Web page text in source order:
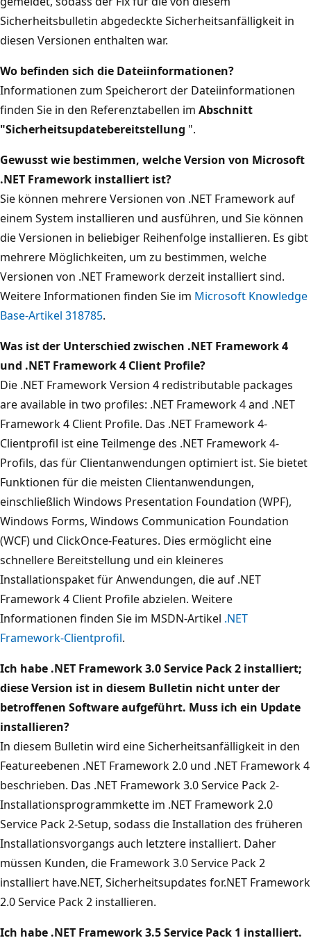
Sicherheitsbulletin abgedeckte Sicherheitsanfälligkeit in
diesen Versionen enthalten war.
Wo befinden sich die Dateiinformationen?
Informationen zum Speicherort der Dateiinformationen
finden Sie in den Referenztabellen im Abschnitt
"Sicherheitsupdatebereitstellung ".
Gewusst wie bestimmen, welche Version von Microsoft
.NET Framework installiert ist?
Sie können mehrere Versionen von .NET Framework auf
einem System installieren und ausführen, und Sie können
die Versionen in beliebiger Reihenfolge installieren. Es gibt
mehrere Möglichkeiten, um zu bestimmen, welche
Versionen von .NET Framework derzeit installiert sind.
Weitere Informationen finden Sie im Microsoft Knowledge
Base-Artikel 318785.
Was ist der Unterschied zwischen .NET Framework 4
und .NET Framework 4 Client Profile?
Die .NET Framework Version 4 redistributable packages
are available in two profiles: .NET Framework 4 and .NET
Framework 4 Client Profile. Das .NET Framework 4-
Clientprofil ist eine Teilmenge des .NET Framework 4-
Profils, das für Clientanwendungen optimiert ist. Sie bietet
Funktionen für die meisten Clientanwendungen,
einschließlich Windows Presentation Foundation (WPF),
Windows Forms, Windows Communication Foundation
(WCF) und ClickOnce-Features. Dies ermöglicht eine
schnellere Bereitstellung und ein kleineres
Installationspaket für Anwendungen, die auf .NET
Framework 4 Client Profile abzielen. Weitere
Informationen finden Sie im MSDN-Artikel .NET
Framework-Clientprofil.
Ich habe .NET Framework 3.0 Service Pack 2 installiert;
diese Version ist in diesem Bulletin nicht unter der
betroffenen Software aufgeführt. Muss ich ein Update
installieren?
In diesem Bulletin wird eine Sicherheitsanfälligkeit in den
Featureebenen .NET Framework 2.0 und .NET Framework 4
beschrieben. Das .NET Framework 3.0 Service Pack 2-
Installationsprogrammkette im .NET Framework 2.0
Service Pack 2-Setup, sodass die Installation des früheren
Installationsvorgangs auch letztere installiert. Daher
müssen Kunden, die Framework 3.0 Service Pack 2
installiert have.NET, Sicherheitsupdates for.NET Framework
2.0 Service Pack 2 installieren.
Ich habe .NET Framework 3.5 Service Pack 1 installiert.